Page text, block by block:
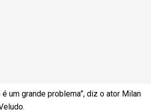
um grande problema”, diz o ator Milan